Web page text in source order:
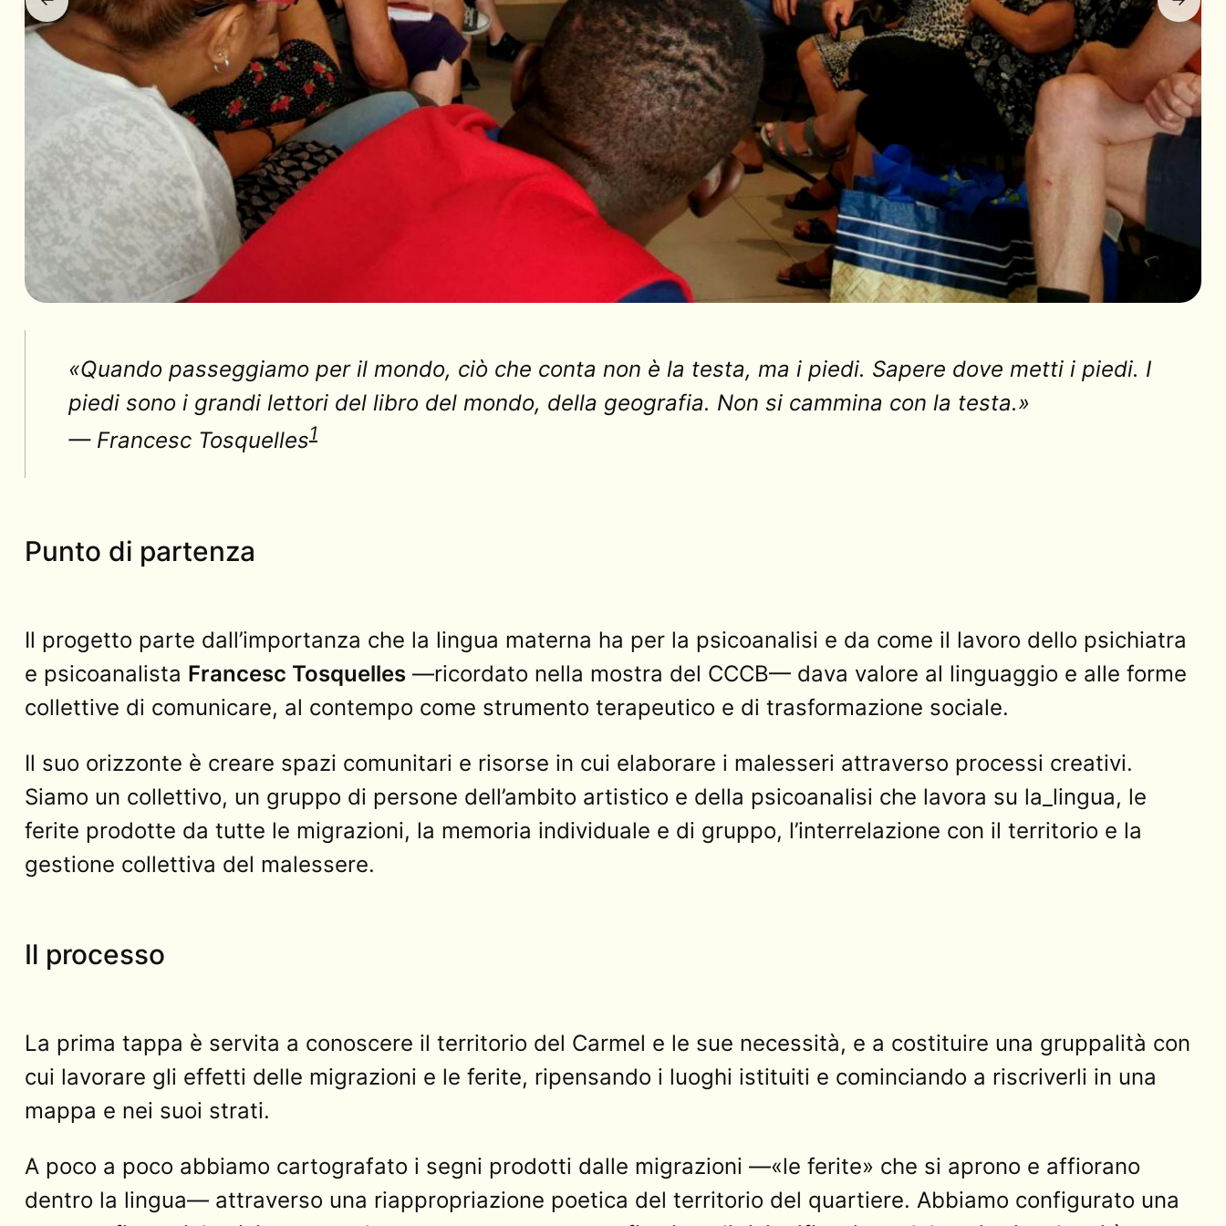
«Quando passeggiamo per il mondo, ciò che conta non è la testa, ma i piedi. Sapere dove metti i piedi. I
piedi sono i grandi lettori del libro del mondo, della geografia. Non si cammina con la testa.»
— Francesc Tosquelles1
Punto di partenza
Il progetto parte dall’importanza che la lingua materna ha per la psicoanalisi e da come il lavoro dello psichiatra
e psicoanalista Francesc Tosquelles—ricordato nella mostra del CCCB— dava valore al linguaggio e alle forme
collettive di comunicare, al contempo come strumento terapeutico e di trasformazione sociale.
Il suo orizzonte è creare spazi comunitari e risorse in cui elaborare i malesseri attraverso processi creativi.
Siamo un collettivo, un gruppo di persone dell’ambito artistico e della psicoanalisi che lavora su la_lingua, le
ferite prodotte da tutte le migrazioni, la memoria individuale e di gruppo, l’interrelazione con il territorio e la
gestione collettiva del malessere.
Il processo
La prima tappa è servita a conoscere il territorio del Carmel e le sue necessità, e a costituire una gruppalità con
cui lavorare gli effetti delle migrazioni e le ferite, ripensando i luoghi istituiti e cominciando a riscriverli in una
mappa e nei suoi strati.
A poco a poco abbiamo cartografato i segni prodotti dalle migrazioni —«le ferite» che si aprono e affiorano
dentro la lingua— attraverso una riappropriazione poetica del territorio del quartiere. Abbiamo configurato una